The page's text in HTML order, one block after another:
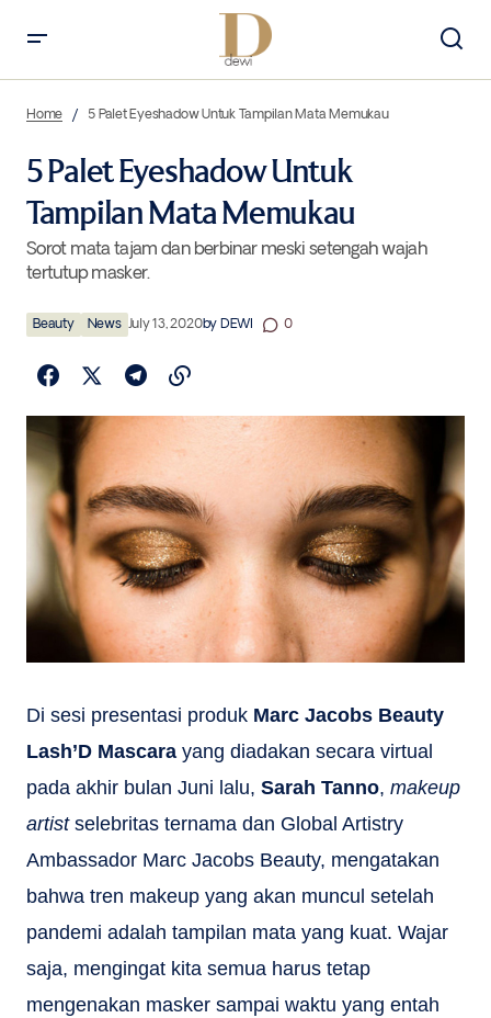
Home 5 Palet Eyeshadow Untuk Tampilan Mata Memukau
5 Palet Eyeshadow Untuk
Tampilan Mata Memukau
Sorot mata tajam dan berbinar meski setengah wajah
tertutup masker.
Beauty News July 13, 2020by DEWI 0
Di sesi presentasi produk Marc Jacobs Beauty
Lash’D Mascara yang diadakan secara virtual
pada akhir bulan Juni lalu, Sarah Tanno, makeup
artist selebritas ternama dan Global Artistry
Ambassador Marc Jacobs Beauty, mengatakan
bahwa tren makeup yang akan muncul setelah
pandemi adalah tampilan mata yang kuat. Wajar
saja, mengingat kita semua harus tetap
mengenakan masker sampai waktu yang entah